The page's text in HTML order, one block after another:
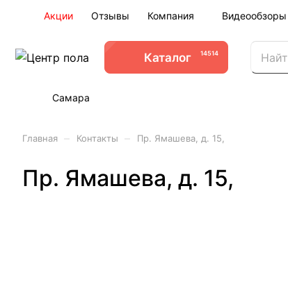
Акции Отзывы Компания Видеообзоры
14514
Каталог
Самара
Главная Контакты Пр. Ямашева, д. 15,
Пр. Ямашева, д. 15,